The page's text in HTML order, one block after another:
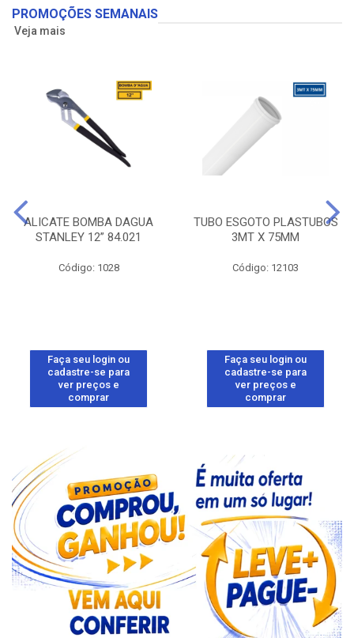
PROMOÇÕES SEMANAIS
Veja mais
ALICATE BOMBA DAGUA
STANLEY 12” 84.021
Código: 1028
Faça seu login ou
cadastre-se para
ver preços e
comprar
TUBO ESGOTO PLASTUBOS
3MT X 75MM
Código: 12103
Faça seu login ou
cadastre-se para
ver preços e
comprar